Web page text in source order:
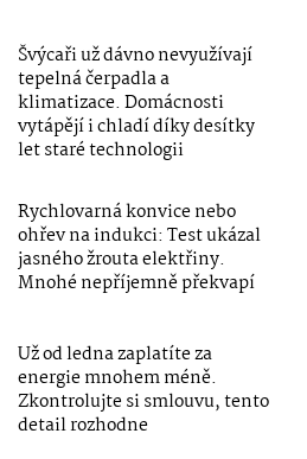
Švýcaři už dávno nevyužívají
tepelná čerpadla a
klimatizace. Domácnosti
vytápějí i chladí díky desítky
let staré technologii
Rychlovarná konvice nebo
ohřev na indukci: Test ukázal
jasného žrouta elektřiny.
Mnohé nepříjemně překvapí
Už od ledna zaplatíte za
energie mnohem méně.
Zkontrolujte si smlouvu, tento
detail rozhodne